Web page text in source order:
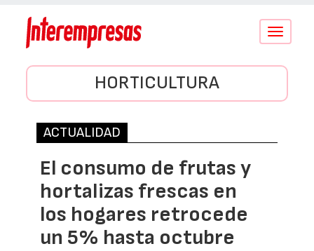
Conmutar
HORTICULTURA
ACTUALIDAD
El consumo de frutas y
hortalizas frescas en
los hogares retrocede
un 5% hasta octubre